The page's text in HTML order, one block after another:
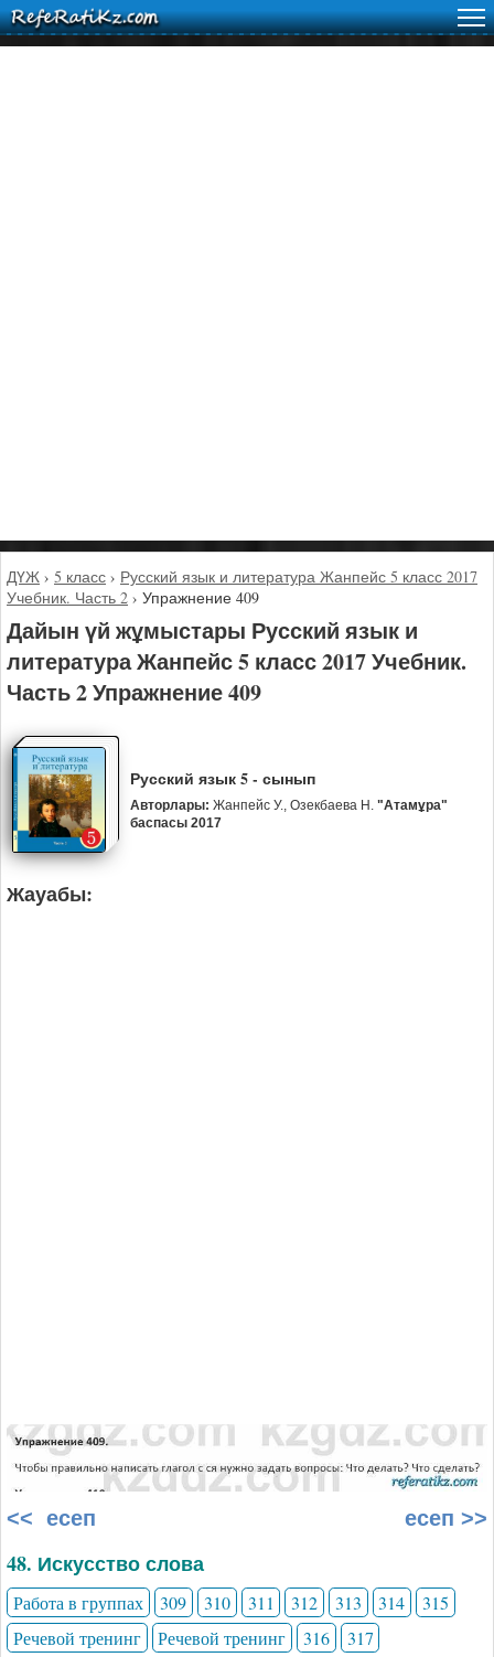
ДҮЖ › 5 класс › Русский язык и литература Жанпейс 5 класс 2017
Учебник. Часть 2 › Упражнение 409
Дайын үй жұмыстары Русский язык и
литература Жанпейс 5 класс 2017 Учебник.
Часть 2 Упражнение 409
Русский язык 5 - сынып
Авторлары: Жанпейс У., Озекбаева Н. "Атамұра"
баспасы 2017
Жауабы:
<< есеп есеп >>
48. Искусство слова
Работа в группах 309 310 311 312 313 314
315
Речевой тренинг
Речевой тренинг 316
317